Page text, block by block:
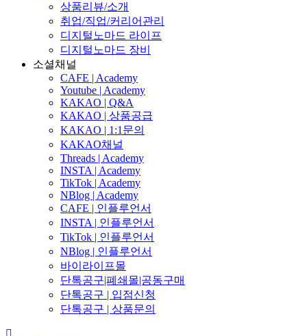
상품리뷰/소개
취업/직업/커리어관리
디지털노마드 라이프
디지털노마드 장비
소셜채널
CAFE | Academy
Youtube | Academy
KAKAO | Q&A
KAKAO | 상품공급
KAKAO | 1:1문의
KAKAO채널
Threads | Academy
INSTA | Academy
TikTok | Academy
NBlog | Academy
CAFE | 인플루언서
INSTA | 인플루언서
TikTok | 인플루언서
NBlog | 인플루언서
바이라이프몰
단톡공구|폐쇄몰|공동구매
단톡공구 | 입점신청
단톡공구 | 상품문의